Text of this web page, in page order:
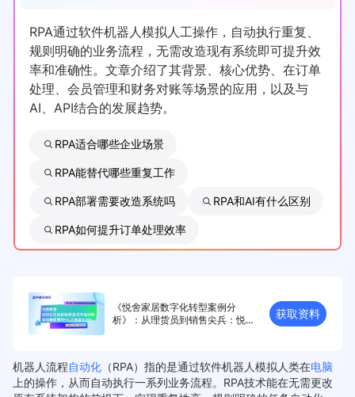
RPA通过软件机器人模拟人工操作，自动执行重复、
规则明确的业务流程，无需改造现有系统即可提升效
率和准确性。文章介绍了其背景、核心优势、在订单
处理、会员管理和财务对账等场景的应用，以及与
AI、API结合的发展趋势。
RPA适合哪些企业场景
RPA能替代哪些重复工作
RPA部署需要改造系统吗 RPA和AI有什么区别
RPA如何提升订单处理效率
《悦舍家居数字化转型案例分
析》：从理货员到销售尖兵：悦舍
获取资料
机器人流程自动化 （RPA）指的是通过软件机器人模拟人类在电脑
上的操作，从而自动执行一系列业务流程。RPA技术能在无需更改